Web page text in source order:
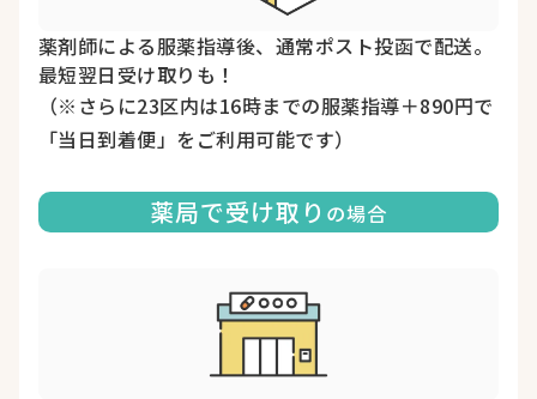
薬剤師による服薬指導後、通常ポスト投函で配送。
最短翌日受け取りも！
（※さらに23区内は16時までの服薬指導＋890円で
「当日到着便」をご利用可能です）
薬局で受け取り の場合